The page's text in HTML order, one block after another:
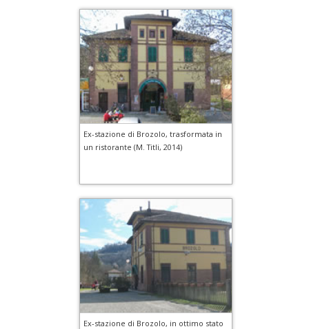
Ex-stazione di Brozolo, trasformata in
un ristorante (M. Titli, 2014)
Ex-stazione di Brozolo, in ottimo stato